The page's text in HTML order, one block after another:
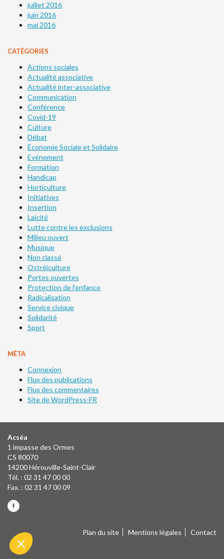
juillet 2016
juin 2016
mai 2016
CATÉGORIES
Actions sociales
Actualité associative
Actualité inter-associative
Communication
Conférence
Covid-19
Culture
Débat
Économie Sociale et Solidaire
Evénement
Formation
Handicap
Horticulture
Initiatives
Insertion
Laïcité
Lutte contre les exclusions
Milieu ouvert
Musique
Non classé
Ostréiculture
Portes ouvertes
Protection de l'enfance
Radicalisation
Service civique
Solidarité
Sport
MÉTA
Connexion
Flux des publications
Flux des commentaires
Site de WordPress-FR
Acséa
1 impasse des Ormes
CS 80070
14200 Hérouville-Saint-Clair
Tél. : 02 31 47 00 00
Fax. : 02 31 47 00 09
Plan du site Mentions légales Contact